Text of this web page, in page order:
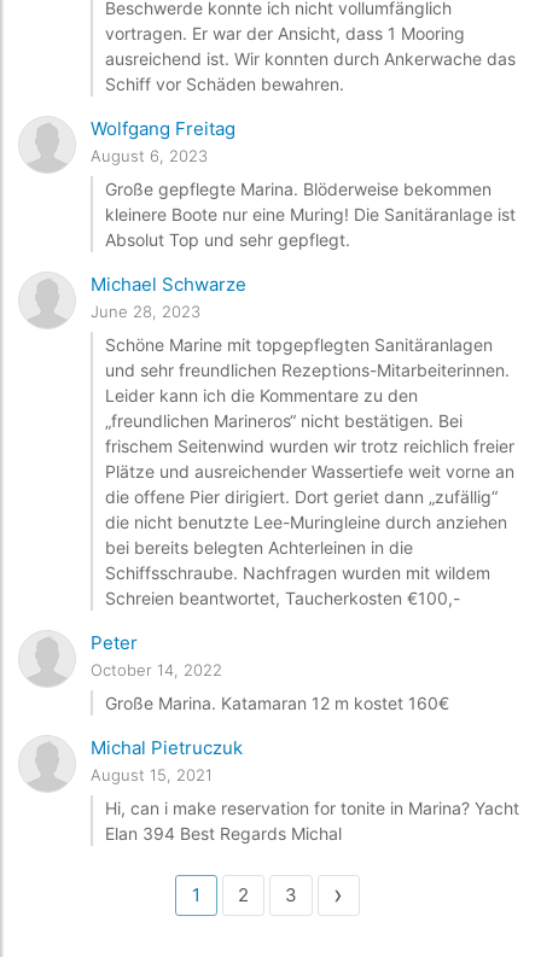
Beschwerde konnte ich nicht vollumfänglich
vortragen. Er war der Ansicht, dass 1 Mooring
ausreichend ist. Wir konnten durch Ankerwache das
Schiff vor Schäden bewahren.
Wolfgang Freitag
August 6, 2023
Große gepflegte Marina. Blöderweise bekommen
kleinere Boote nur eine Muring! Die Sanitäranlage ist
Absolut Top und sehr gepflegt.
Michael Schwarze
June 28, 2023
Schöne Marine mit topgepflegten Sanitäranlagen
und sehr freundlichen Rezeptions-Mitarbeiterinnen.
Leider kann ich die Kommentare zu den
„freundlichen Marineros“ nicht bestätigen. Bei
frischem Seitenwind wurden wir trotz reichlich freier
Plätze und ausreichender Wassertiefe weit vorne an
die offene Pier dirigiert. Dort geriet dann „zufällig“
die nicht benutzte Lee-Muringleine durch anziehen
bei bereits belegten Achterleinen in die
Schiffsschraube. Nachfragen wurden mit wildem
Schreien beantwortet, Taucherkosten €100,-
Peter
October 14, 2022
Große Marina. Katamaran 12 m kostet 160€
Michal Pietruczuk
August 15, 2021
Hi, can i make reservation for tonite in Marina? Yacht
Elan 394 Best Regards Michal
1 2 3 ›